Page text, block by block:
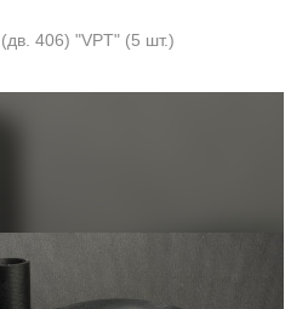
406) "VPT" (5 шт.)